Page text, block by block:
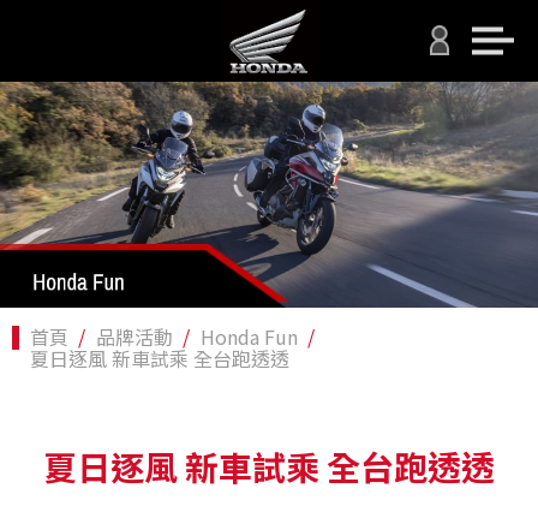
首頁 品牌活動 Honda Fun
夏日逐風 新車試乘 全台跑透透
夏日逐風 新車試乘 全台跑透透